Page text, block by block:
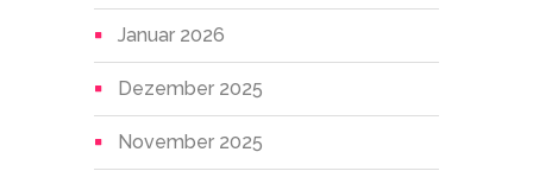
Januar 2026
Dezember 2025
November 2025